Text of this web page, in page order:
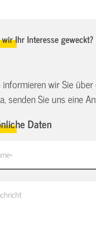
Ihr Interesse geweckt?
informieren wir Sie
senden Sie uns eine
Daten